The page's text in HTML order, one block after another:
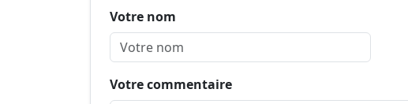
Votre nom
Votre commentaire